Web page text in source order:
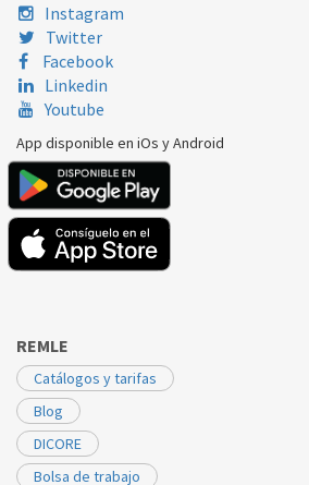
Instagram
Twitter
Facebook
Linkedin
Youtube
App disponible en iOs y Android
REMLE
Catálogos y tarifas
Blog
DICORE
Bolsa de trabajo